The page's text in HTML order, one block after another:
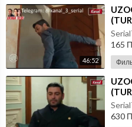
46:52
165
630